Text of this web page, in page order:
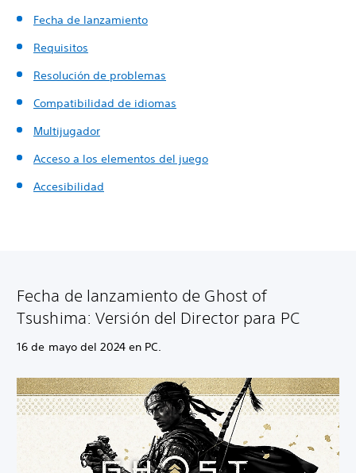
Fecha de lanzamiento
Requisitos
Resolución de problemas
Compatibilidad de idiomas
Multijugador
Acceso a los elementos del juego
Accesibilidad
Fecha de lanzamiento de Ghost of
Tsushima: Versión del Director para PC
16 de mayo del 2024 en PC.